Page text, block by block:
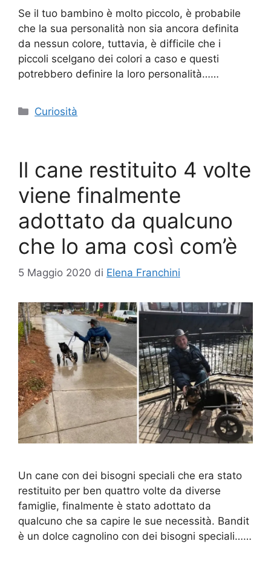
Se il tuo bambino è molto piccolo, è probabile
che la sua personalità non sia ancora definita
da nessun colore, tuttavia, è difficile che i
piccoli scelgano dei colori a caso e questi
potrebbero definire la loro personalità……
Categorie
Curiosità
Il cane restituito 4 volte
viene finalmente
adottato da qualcuno
che lo ama così com’è
5 Maggio 2020 di Elena Franchini
Un cane con dei bisogni speciali che era stato
restituito per ben quattro volte da diverse
famiglie, finalmente è stato adottato da
qualcuno che sa capire le sue necessità. Bandit
è un dolce cagnolino con dei bisogni speciali……